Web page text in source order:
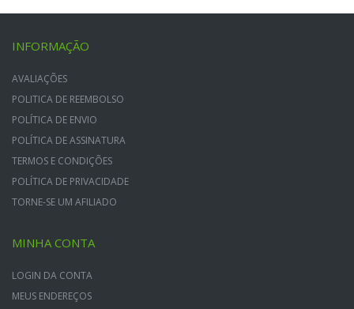
INFORMAÇÃO
AVALIAÇÕES
POLITICA DE REEMBOLSO
POLÍTICA DE ENVIO
POLÍTICA DE ASSINATURA
TERMOS E CONDIÇÕES
POLÍTICA DE PRIVACIDADE
TORNE-SE UM AFILIADO
MINHA CONTA
LOGIN DA CONTA
MEUS ENDEREÇOS